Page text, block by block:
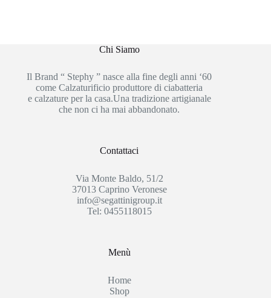
Chi Siamo
Il Brand “ Stephy ” nasce alla fine degli anni ‘60
come Calzaturificio produttore di ciabatteria
e calzature per la casa.Una tradizione artigianale
che non ci ha mai abbandonato.
Contattaci
Via Monte Baldo, 51/2
37013 Caprino Veronese
info@segattinigroup.it
Tel: 0455118015
Menù
Home
Shop